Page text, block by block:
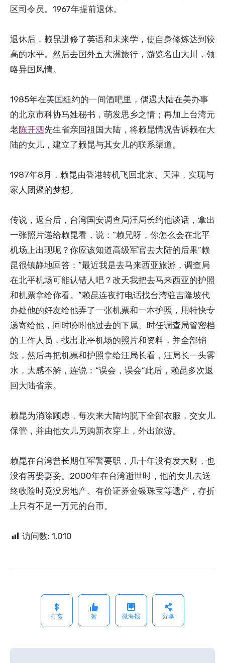
区司令员。1967年提前退休。
退休后，赖昆进修了英语和未来学，使自身修炼达到较
高的水平。然后去国外五大洲旅行，游览名山大川，领
略异国风情。
1985年在美国纽约的一间酒吧里，偶遇大陆在美办事
的北京市科协马姓秘书，萌发思乡之情；再加上台湾元
老陈开泗先生省亲回祖国大陆，将赖昆情况告诉赖在大
陆的女儿，建立了赖昆与其女儿的联系渠道。
1987年8月，赖昆由香港转机飞回北京、天津，实现与
家人团聚的梦想。
传说，返台后，台湾国安调查局汪局长约他谈话，拿出
一张照片递给赖昆看，说：“赖兄呀，你怎么会在北平
机场上出现呢？你应该知道高级军官去大陆的后果”赖
昆很镇静地回答：“最近我是去马来西亚旅游，调查局
在北平机场可能认错人吧？改天我把去马来西亚的护照
和机票拿给你看。”赖昆连夜打电话找台湾驻吉隆坡代
办处他的好友给他弄了一张机票和一本护照，用特快专
递寄给他，同时吩咐他过去的下属、时任调查局管密档
的工作人员，找出北平机场的照片和资料，并全部销
毁，然后再把机票和护照拿给汪局长看，汪局长一头雾
水，大感不解，连说：“误会，误会”此后，赖昆多次返
回大陆省亲。
赖昆为消除顾虑，每次来大陆均脱下全部衣服，交女儿
保管，并由他女儿另购新衣穿上，外出旅游。
赖昆在台湾曾长期任军警要职，几十年没有发大财，也
没有再娶妻妾。2000年在台湾逝世时，他的女儿去送
终收险时竟没房地产、有价证券金银珠宝等遗产，存折
上只有不足一万元的台币。
访问数: 1,010
打赏 赞 微海报 分享